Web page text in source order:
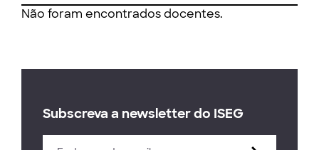
Não foram encontrados docentes.
Subscreva a newsletter do ISEG